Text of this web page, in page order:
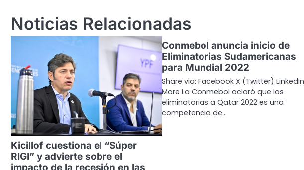
entradas
Noticias Relacionadas
Kicillof cuestiona el “Súper
RIGI” y advierte sobre el
impacto de la recesión en las
Conmebol anuncia inicio de
Eliminatorias Sudamericanas
para Mundial 2022
Share via: Facebook X (Twitter) LinkedIn
More La Conmebol aclaró que las
eliminatorias a Qatar 2022 es una
competencia de…